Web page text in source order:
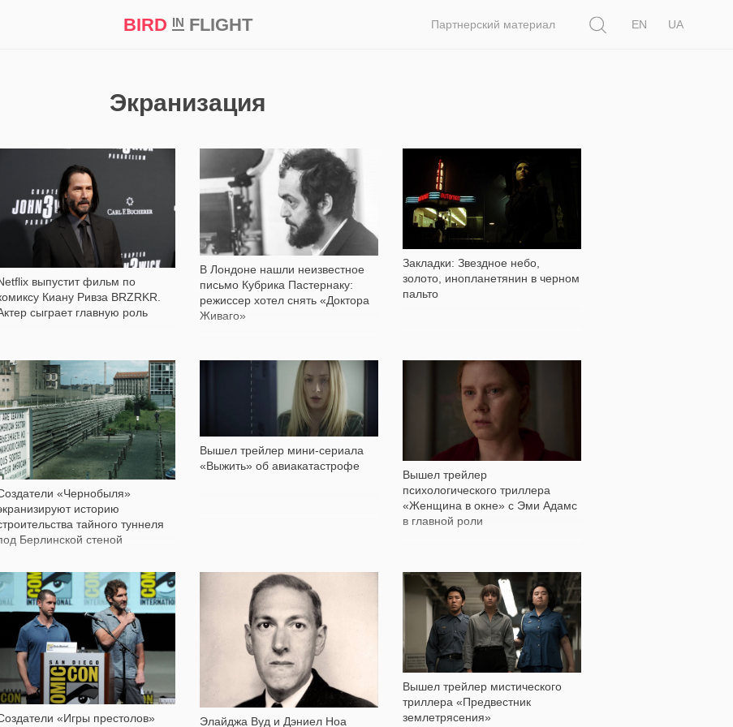
BIRD INFLIGHT Партнерский материал
EN
UA
Экранизация
выпустит фильм по
Киану Ривза BRZRKR.
сыграет главную роль
В Лондоне нашли неизвестное
письмо Кубрика Пастернаку:
режиссер хотел снять «Доктора
Живаго»
419
Закладки: Звездное небо,
золото, инопланетянин в черном
пальто
902
«Чернобыля»
историю
тайного туннеля
Берлинской стеной
754
Вышел трейлер мини-сериала
«Выжить» об авиакатастрофе
372
Вышел трейлер
психологического триллера
«Женщина в окне» с Эми Адамс
в главной роли
«Игры престолов»
252
Элайджа Вуд и Дэниел Ноа
1 705
Вышел трейлер мистического
триллера «Предвестник
землетрясения»
541